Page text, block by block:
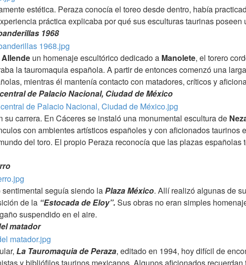
estética. Peraza conocía el toreo desde dentro, había
práctica explicaba por qué sus esculturas taurinas
1968
un homenaje escultórico dedicado a Manolete, el torero
la tauromaquia española. A partir de entonces comenzó una
mientras él mantenía contacto con matadores, críticos y
de Palacio Nacional, Ciudad de México
su carrera. En Cáceres se instaló una monumental escultura de
con ambientes artísticos españoles y con aficionados taurinos
del toro. El propio Peraza reconocía que las plazas
seguía siendo laPlaza México. Allí realizó algunas de
de la “Estocada de Eloy”. Sus obras no eran simples
suspendido en el aire.
matador
La Tauromaquia de Peraza, editado en 1994, hoy difícil de
y bibliófilos taurinos mexicanos. Algunos aficionados